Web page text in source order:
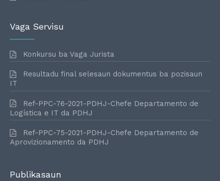
Vaga Servisu
Konkursu ba Vaga Jurista
Resultadu final selesaun dokumentus ba pozisaun
IT
Ref-PPC-76-2021-PDHJ-Chefe Departamento de
Logística e IT da PDHJ
Ref-PPC-75-2021-PDHJ-Chefe Departamento de
Aprovizionamento da PDHJ
Publikasaun